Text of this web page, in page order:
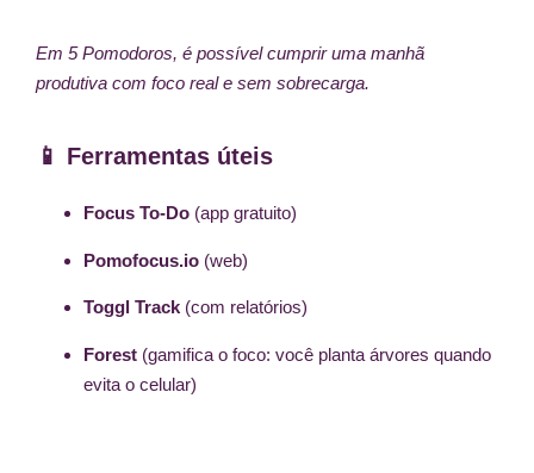
Em 5 Pomodoros, é possível cumprir uma manhã
produtiva com foco real e sem sobrecarga.
📱 Ferramentas úteis
Focus To-Do (app gratuito)
Pomofocus.io (web)
Toggl Track (com relatórios)
Forest (gamifica o foco: você planta árvores quando
evita o celular)